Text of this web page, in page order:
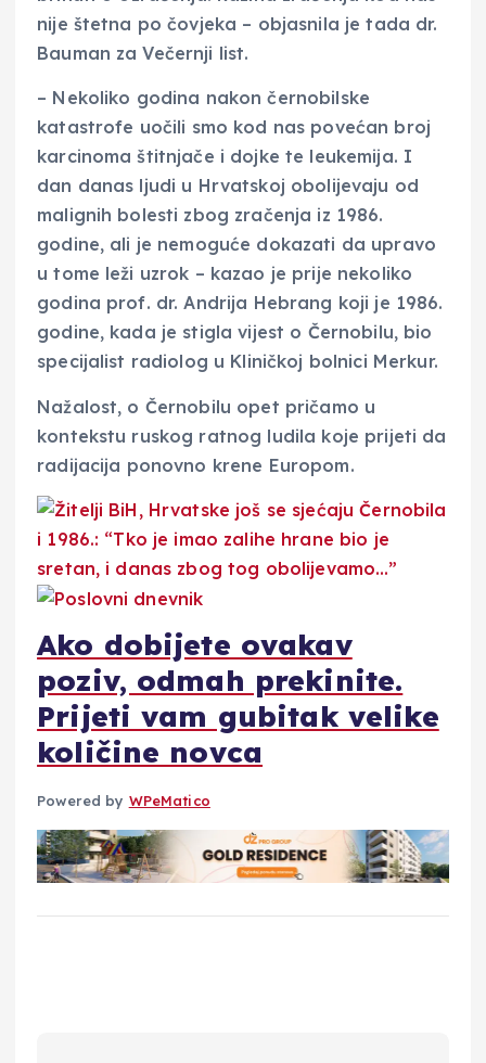
nije štetna po čovjeka – objasnila je tada dr.
Bauman za Večernji list.
– Nekoliko godina nakon černobilske
katastrofe uočili smo kod nas povećan broj
karcinoma štitnjače i dojke te leukemija. I
dan danas ljudi u Hrvatskoj obolijevaju od
malignih bolesti zbog zračenja iz 1986.
godine, ali je nemoguće dokazati da upravo
u tome leži uzrok – kazao je prije nekoliko
godina prof. dr. Andrija Hebrang koji je 1986.
godine, kada je stigla vijest o Černobilu, bio
specijalist radiolog u Kliničkoj bolnici Merkur.
Nažalost, o Černobilu opet pričamo u
kontekstu ruskog ratnog ludila koje prijeti da
radijacija ponovno krene Europom.
Ako dobijete ovakav
poziv, odmah prekinite.
Prijeti vam gubitak velike
količine novca
Powered by WPeMatico